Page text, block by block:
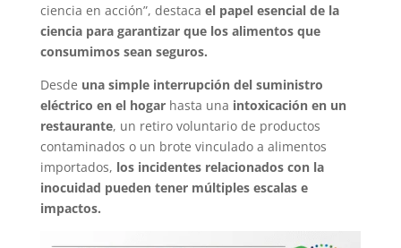
ciencia en acción”, destaca el papel esencial de la
ciencia para garantizar que los alimentos que
consumimos sean seguros.
Desde una simple interrupción del suministro
eléctrico en el hogarhasta una intoxicación en un
restaurante, un retiro voluntario de productos
contaminados o un brote vinculado a alimentos
importados, los incidentes relacionados con la
inocuidad pueden tener múltiples escalas e
impactos.